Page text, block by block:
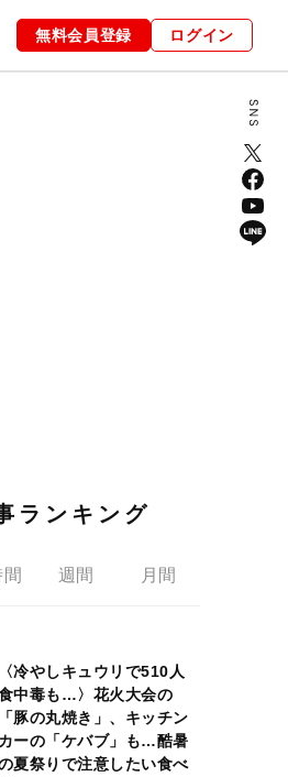
編集部 お知らせ
無料会員登録 ログイン
ランキング
週間 月間
〈冷やしキュウリで510人
中毒も…〉花火大会の
「豚の丸焼き」、キッチン
カーの「ケバブ」も…酷暑
夏祭りで注意したい食べ